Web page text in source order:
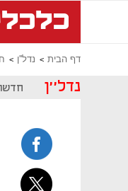
דף הבית נדל''ן
נדל''ן